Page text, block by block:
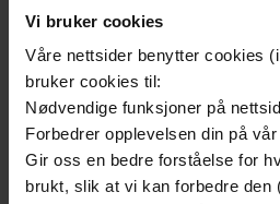
Vi bruker cookies
Våre nettsider benytter cookies
bruker cookies til:
Nødvendige funksjoner på
Forbedrer opplevelsen din på
Gir oss en bedre forståelse for
brukt, slik at vi kan forbedre den
Boka bak TV-serien